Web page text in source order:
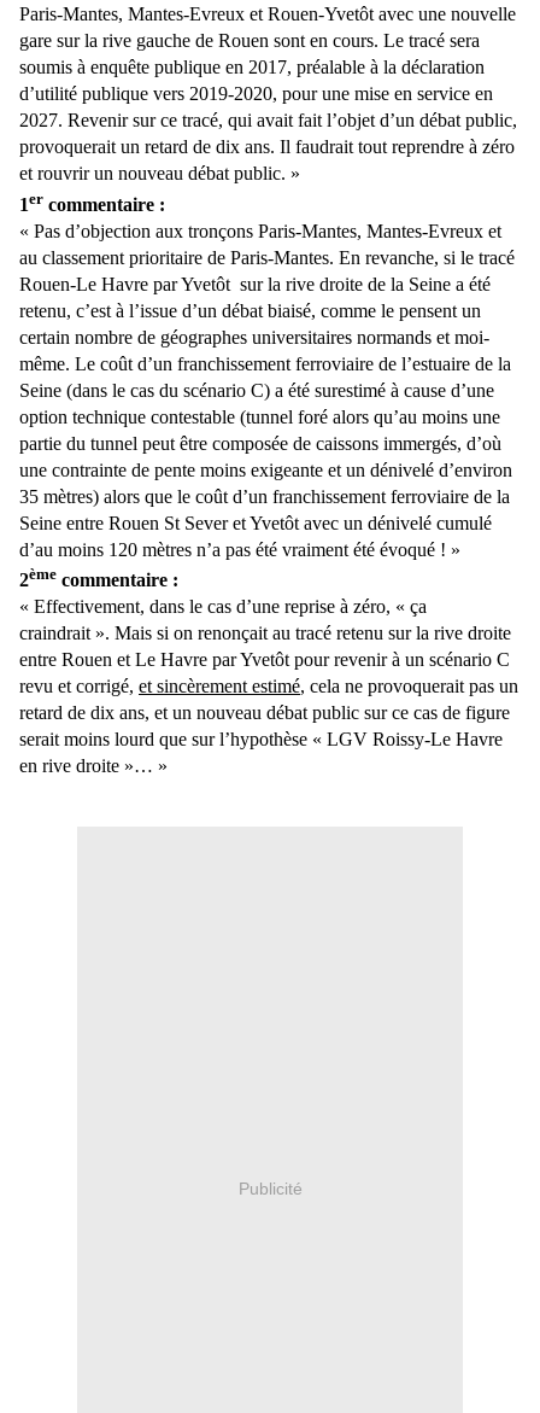
Paris-Mantes, Mantes-Evreux et Rouen-Yvetôt avec une nouvelle
gare sur la rive gauche de Rouen sont en cours. Le tracé sera
soumis à enquête publique en 2017, préalable à la déclaration
d’utilité publique vers 2019-2020, pour une mise en service en
2027. Revenir sur ce tracé, qui avait fait l’objet d’un débat public,
provoquerait un retard de dix ans. Il faudrait tout reprendre à zéro
et rouvrir un nouveau débat public. »
1er commentaire :
« Pas d’objection aux tronçons Paris-Mantes, Mantes-Evreux et
au classement prioritaire de Paris-Mantes. En revanche, si le tracé
Rouen-Le Havre par Yvetôt sur la rive droite de la Seine a été
retenu, c’est à l’issue d’un débat biaisé, comme le pensent un
certain nombre de géographes universitaires normands et moi-
même. Le coût d’un franchissement ferroviaire de l’estuaire de la
Seine (dans le cas du scénario C) a été surestimé à cause d’une
option technique contestable (tunnel foré alors qu’au moins une
partie du tunnel peut être composée de caissons immergés, d’où
une contrainte de pente moins exigeante et un dénivelé d’environ
35 mètres) alors que le coût d’un franchissement ferroviaire de la
Seine entre Rouen St Sever et Yvetôt avec un dénivelé cumulé
d’au moins 120 mètres n’a pas été vraiment été évoqué ! »
2ème commentaire :
« Effectivement, dans le cas d’une reprise à zéro, « ça
craindrait ». Mais si on renonçait au tracé retenu sur la rive droite
entre Rouen et Le Havre par Yvetôt pour revenir à un scénario C
revu et corrigé, et sincèrement estimé, cela ne provoquerait pas un
retard de dix ans, et un nouveau débat public sur ce cas de figure
serait moins lourd que sur l’hypothèse « LGV Roissy-Le Havre
en rive droite »… »
Publicité